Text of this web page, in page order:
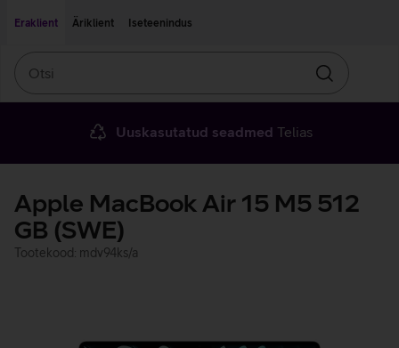
Eraklient
Äriklient Iseteenindus
Otsin
Uuskasutatud seadmed Telias
Apple MacBook Air 15 M5 512
GB (SWE)
Tootekood: mdv94ks/a